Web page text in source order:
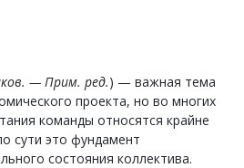
— Прим. ред.) — важная тема
проекта, но во многих
команды относятся крайне
сути это фундамент
состояния коллектива.